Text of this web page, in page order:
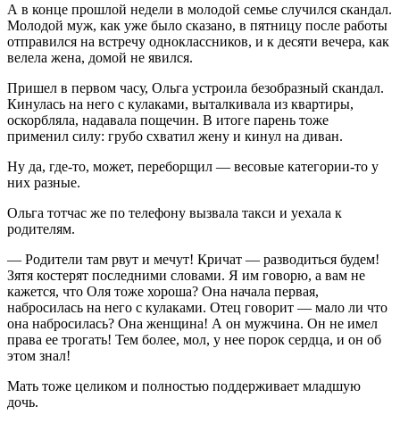
А в конце прошлой недели в молодой семье случился скандал.
Молодой муж, как уже было сказано, в пятницу после работы
отправился на встречу одноклассников, и к десяти вечера, как
велела жена, домой не явился.
Пришел в первом часу, Ольга устроила безобразный скандал.
Кинулась на него с кулаками, выталкивала из квартиры,
оскорбляла, надавала пощечин. В итоге парень тоже
применил силу: грубо схватил жену и кинул на диван.
Ну да, где-то, может, переборщил — весовые категории-то у
них разные.
Ольга тотчас же по телефону вызвала такси и уехала к
родителям.
— Родители там рвут и мечут! Кричат — разводиться будем!
Зятя костерят последними словами. Я им говорю, а вам не
кажется, что Оля тоже хороша? Она начала первая,
набросилась на него с кулаками. Отец говорит — мало ли что
она набросилась? Она женщина! А он мужчина. Он не имел
права ее трогать! Тем более, мол, у нее порок сердца, и он об
этом знал!
Мать тоже целиком и полностью поддерживает младшую
дочь.